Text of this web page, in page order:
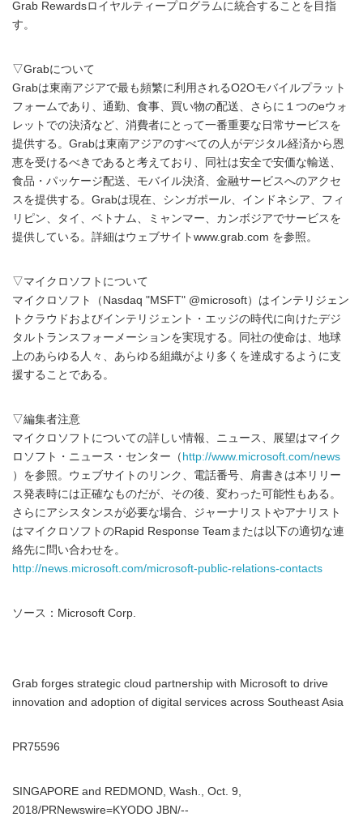
Grab Rewardsロイヤルティープログラムに統合することを目指
す。
▽Grabについて
Grabは東南アジアで最も頻繁に利用されるO2Oモバイルプラット
フォームであり、通勤、食事、買い物の配送、さらに１つのeウォ
レットでの決済など、消費者にとって一番重要な日常サービスを
提供する。Grabは東南アジアのすべての人がデジタル経済から恩
恵を受けるべきであると考えており、同社は安全で安価な輸送、
食品・パッケージ配送、モバイル決済、金融サービスへのアクセ
スを提供する。Grabは現在、シンガポール、インドネシア、フィ
リピン、タイ、ベトナム、ミャンマー、カンボジアでサービスを
提供している。詳細はウェブサイトwww.grab.com を参照。
▽マイクロソフトについて
マイクロソフト（Nasdaq "MSFT" @microsoft）はインテリジェン
トクラウドおよびインテリジェント・エッジの時代に向けたデジ
タルトランスフォーメーションを実現する。同社の使命は、地球
上のあらゆる人々、あらゆる組織がより多くを達成するように支
援することである。
▽編集者注意
マイクロソフトについての詳しい情報、ニュース、展望はマイク
ロソフト・ニュース・センター（ http://www.microsoft.com/news
）を参照。ウェブサイトのリンク、電話番号、肩書きは本リリー
ス発表時には正確なものだが、その後、変わった可能性もある。
さらにアシスタンスが必要な場合、ジャーナリストやアナリスト
はマイクロソフトのRapid Response Teamまたは以下の適切な連
絡先に問い合わせを。
http://news.microsoft.com/microsoft-public-relations-contacts
ソース：Microsoft Corp.
Grab forges strategic cloud partnership with Microsoft to drive
innovation and adoption of digital services across Southeast Asia
PR75596
SINGAPORE and REDMOND, Wash., Oct. 9,
2018/PRNewswire=KYODO JBN/--